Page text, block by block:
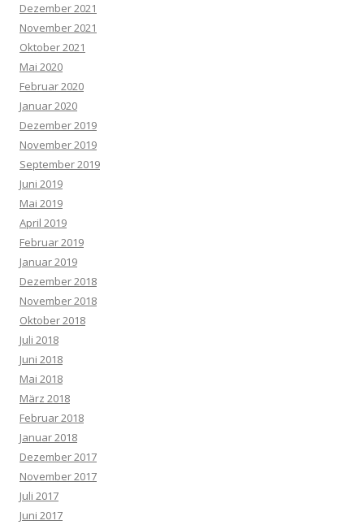
Dezember 2021
November 2021
Oktober 2021
Mai 2020
Februar 2020
Januar 2020
Dezember 2019
November 2019
September 2019
Juni 2019
Mai 2019
April 2019
Februar 2019
Januar 2019
Dezember 2018
November 2018
Oktober 2018
Juli 2018
Juni 2018
Mai 2018
März 2018
Februar 2018
Januar 2018
Dezember 2017
November 2017
Juli 2017
Juni 2017